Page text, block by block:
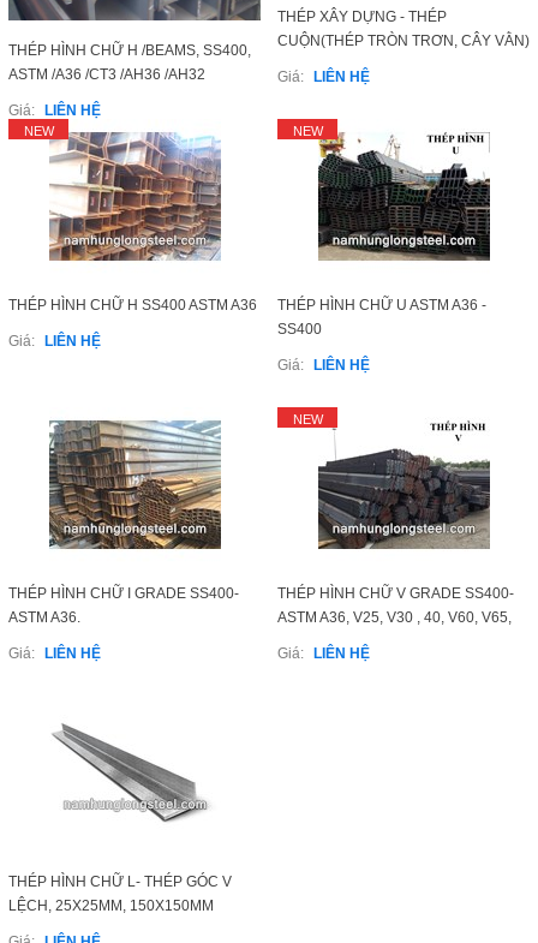
THÉP HÌNH CHỮ H /BEAMS, SS400,
ASTM /A36 /CT3 /AH36 /AH32
Giá: LIÊN HỆ
THÉP XÂY DỰNG - THÉP
CUỘN(THÉP TRÒN TRƠN, CÂY VẰN)
GIÁ TỐT NHẤT; PHI 6 ĐẾN PHI 32
Giá: LIÊN HỆ
NEW
THÉP HÌNH CHỮ H SS400 ASTM A36
Giá: LIÊN HỆ
NEW
THÉP HÌNH CHỮ U ASTM A36 -
SS400
Giá: LIÊN HỆ
THÉP HÌNH CHỮ I GRADE SS400-
ASTM A36.
Giá: LIÊN HỆ
NEW
THÉP HÌNH CHỮ V GRADE SS400-
ASTM A36, V25, V30 , 40, V60, V65,
V70, V75, V120, V150, V175, V200,
Giá: LIÊN HỆ
THÉP HÌNH CHỮ L- THÉP GÓC V
LỆCH, 25X25MM, 150X150MM
LET'S GET SOCIAL
Twitter
Google+
0989 814 836
Email
namhunglongsteel@gmail.com
Gọi cho chúng tôi
Nhắn tin
COPYRIGHT 2015. ALL RIGHTS RESERVED